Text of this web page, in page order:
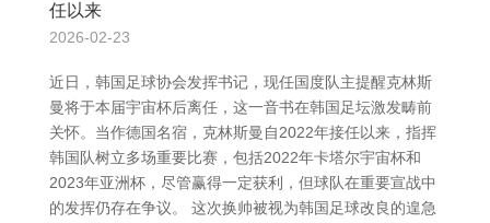
任以来
2026-02-23
近日，韩国足球协会发挥书记，现任国度队主提醒克林斯
曼将于本届宇宙杯后离任，这一音书在韩国足坛激发畴前
关怀。当作德国名宿，克林斯曼自2022年接任以来，指挥
韩国队树立多场重要比赛，包括2022年卡塔尔宇宙杯和
2023年亚洲杯，尽管赢得一定获利，但球队在重要宣战中
的发挥仍存在争议。 这次换帅被视为韩国足球改良的遑急